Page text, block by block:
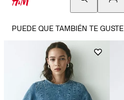
PUEDE QUE TAMBIÉN TE GUSTE